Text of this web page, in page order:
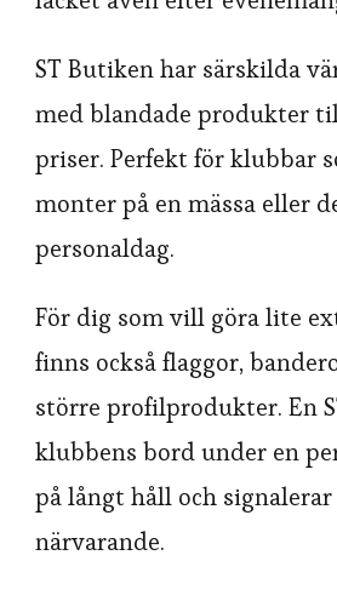
ST Butiken har särskilda
med blandade produkter
priser. Perfekt för klubbar
monter på en mässa eller
personaldag.
För dig som vill göra lite
finns också flaggor,
större profilprodukter. En
klubbens bord under en
på långt håll och
närvarande.